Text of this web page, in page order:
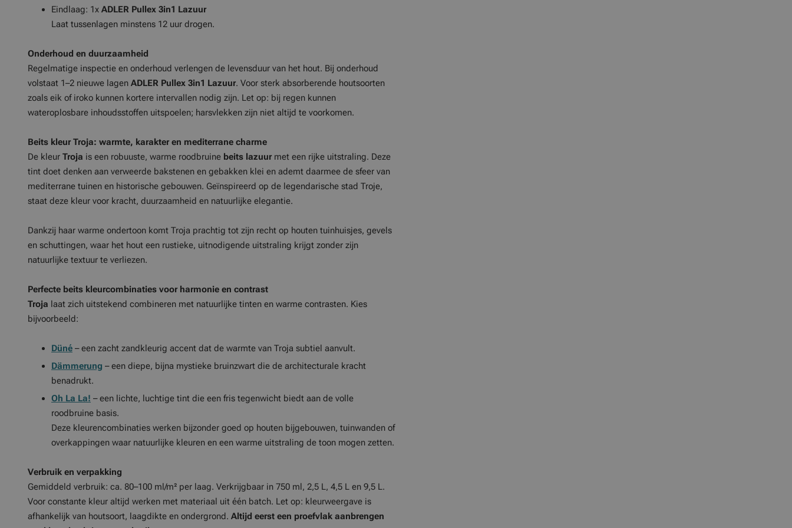
Eindlaag: 1x ADLER Pullex 3in1 Lazuur
Laat tussenlagen minstens 12 uur drogen.
Onderhoud en duurzaamheid
Regelmatige inspectie en onderhoud verlengen de levensduur van het hout. Bij onderhoud
volstaat 1–2 nieuwe lagen ADLER Pullex 3in1 Lazuur. Voor sterk absorberende houtsoorten
zoals eik of iroko kunnen kortere intervallen nodig zijn. Let op: bij regen kunnen
wateroplosbare inhoudsstoffen uitspoelen; harsvlekken zijn niet altijd te voorkomen.
Beits kleur Troja: warmte, karakter en mediterrane charme
De kleur Troja is een robuuste, warme roodbruine beits lazuur met een rijke uitstraling. Deze
tint doet denken aan verweerde bakstenen en gebakken klei en ademt daarmee de sfeer van
mediterrane tuinen en historische gebouwen. Geïnspireerd op de legendarische stad Troje,
staat deze kleur voor kracht, duurzaamheid en natuurlijke elegantie.
Dankzij haar warme ondertoon komt Troja prachtig tot zijn recht op houten tuinhuisjes, gevels
en schuttingen, waar het hout een rustieke, uitnodigende uitstraling krijgt zonder zijn
natuurlijke textuur te verliezen.
Perfecte beits kleurcombinaties voor harmonie en contrast
Troja laat zich uitstekend combineren met natuurlijke tinten en warme contrasten. Kies
bijvoorbeeld:
Düné – een zacht zandkleurig accent dat de warmte van Troja subtiel aanvult.
Dämmerung – een diepe, bijna mystieke bruinzwart die de architecturale kracht
benadrukt.
Oh La La! – een lichte, luchtige tint die een fris tegenwicht biedt aan de volle
roodbruine basis.
Deze kleurencombinaties werken bijzonder goed op houten bijgebouwen, tuinwanden of
overkappingen waar natuurlijke kleuren en een warme uitstraling de toon mogen zetten.
Verbruik en verpakking
Gemiddeld verbruik: ca. 80–100 ml/m² per laag. Verkrijgbaar in 750 ml, 2,5 L, 4,5 L en 9,5 L.
Voor constante kleur altijd werken met materiaal uit één batch. Let op: kleurweergave is
afhankelijk van houtsoort, laagdikte en ondergrond. Altijd eerst een proefvlak aanbrengen